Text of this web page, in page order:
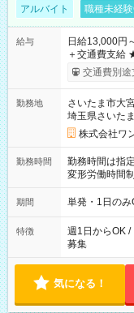
アルバイト 職種未経
給与
日給13,000円
＋交通費支給 ★交通費全額支給！ ┗案件により規定あり ★日払
いOK！（規
ンビニATMから
交通費別途
勤務地
さいたま市大
埼玉県さいた
株式会社ワ
勤務時間
勤務時間は指
変形労働時間制 想定労
～21：00
期間 単発・1日のみ
特徴
週1日からOK /
募集
気になる！